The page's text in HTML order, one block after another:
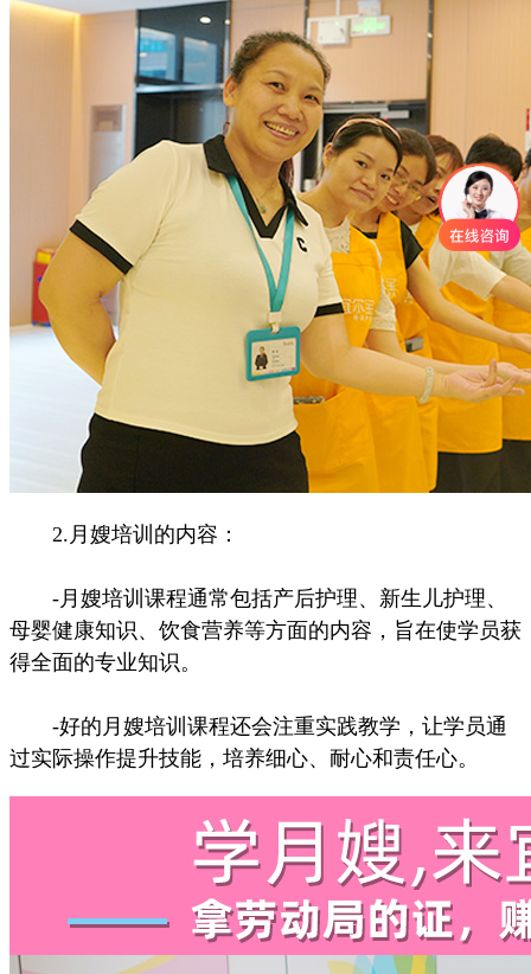
2.月嫂培训的内容：
-月嫂培训课程通常包括产后护理、新生儿护理、
母婴健康知识、饮食营养等方面的内容，旨在使学员获
得全面的专业知识。
-好的月嫂培训课程还会注重实践教学，让学员通
过实际操作提升技能，培养细心、耐心和责任心。